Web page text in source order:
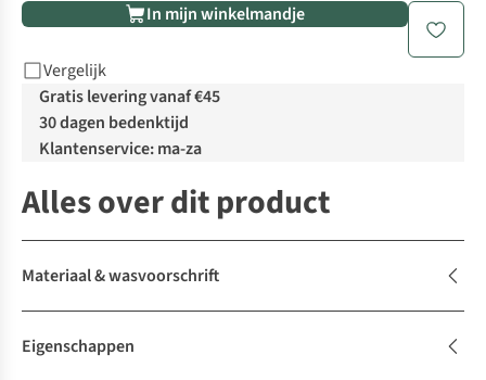
In mijn winkelmandje
Vergelijk
Gratis levering vanaf €45
30 dagen bedenktijd
Klantenservice: ma-za
Alles over dit product
Materiaal & wasvoorschrift
Eigenschappen